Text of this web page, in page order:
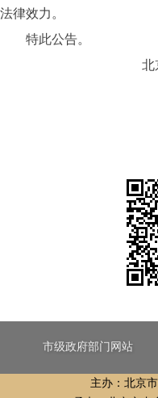
法律效力。
特此公告。
北
市级政府部门网站
主办：北京